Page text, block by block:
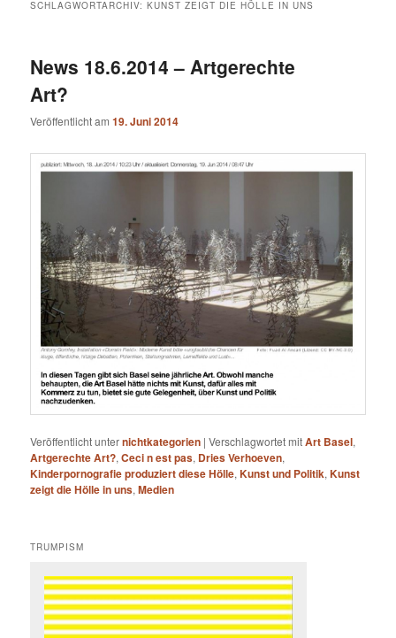
SCHLAGWORTARCHIV:KUNST ZEIGT DIE HÖLLE IN UNS
News 18.6.2014 – Artgerechte
Art?
Veröffentlicht am19. Juni 2014
Veröffentlicht unternichtkategorien |Verschlagwortet mitArt Basel,
Artgerechte Art?,Ceci n est pas, Dries Verhoeven,
Kinderpornografie produziert diese Hölle,Kunst und Politik,Kunst
zeigt die Hölle in uns,Medien
TRUMPISM